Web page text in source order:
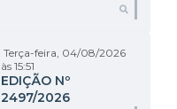
EDIÇÃO Nº
2497/2026
Terça-feira 04/08/2026
15:51